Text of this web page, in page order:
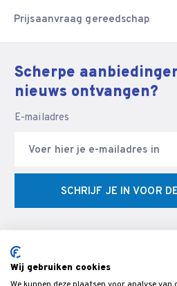
Prijsaanvraag gereedschap
Scherpe
nieuws ontvangen?
E-mailadres
SCHRIJF JE IN VOOR
Wij gebruiken cookies